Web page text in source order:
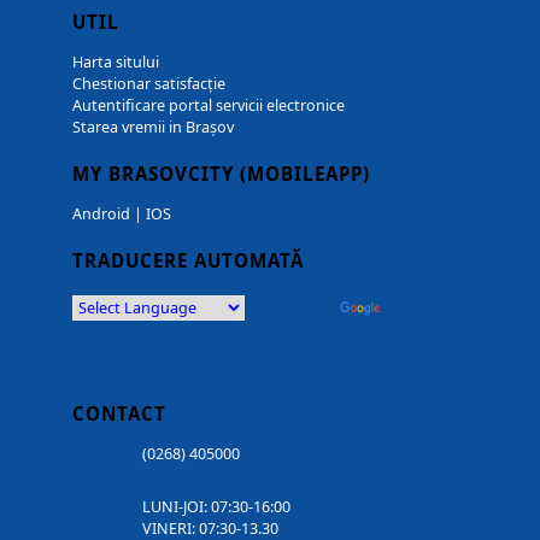
UTIL
Harta sitului
Chestionar satisfacție
Autentificare portal servicii electronice
Starea vremii in Brașov
MY BRASOVCITY (MOBILEAPP)
Android | IOS
TRADUCERE AUTOMATĂ
CONTACT
(0268) 405000
LUNI-JOI: 07:30-16:00
VINERI: 07:30-13.30